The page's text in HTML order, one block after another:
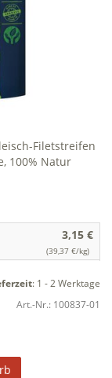
Filetstreifen
100% Natur
3,15 €
(39,37 €/kg)
: 1 - 2 Werktage
Art.-Nr.: 100837-01